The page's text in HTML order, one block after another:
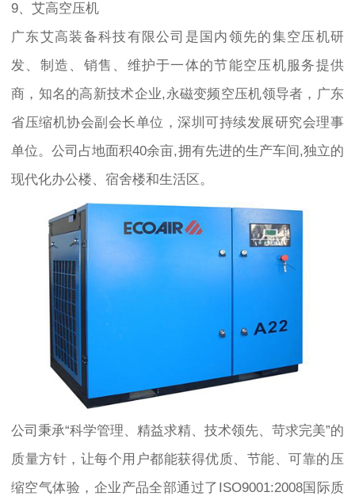
9、艾高空压机
广东艾高装备科技有限公司是国内领先的集空压机研
发、制造、销售、维护于一体的节能空压机服务提供
商，知名的高新技术企业,永磁变频空压机领导者，广东
省压缩机协会副会长单位，深圳可持续发展研究会理事
单位。公司占地面积40余亩,拥有先进的生产车间,独立的
现代化办公楼、宿舍楼和生活区。
公司秉承“科学管理、精益求精、技术领先、苛求完美”的
质量方针，让每个用户都能获得优质、节能、可靠的压
缩空气体验，企业产品全部通过了ISO9001:2008国际质